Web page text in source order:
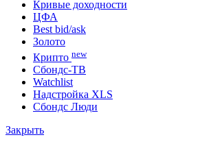
Кривые доходности
ЦФА
Best bid/ask
Золото
Крипто new
Сбондс-ТВ
Watchlist
Надстройка XLS
Сбондс Люди
Закрыть